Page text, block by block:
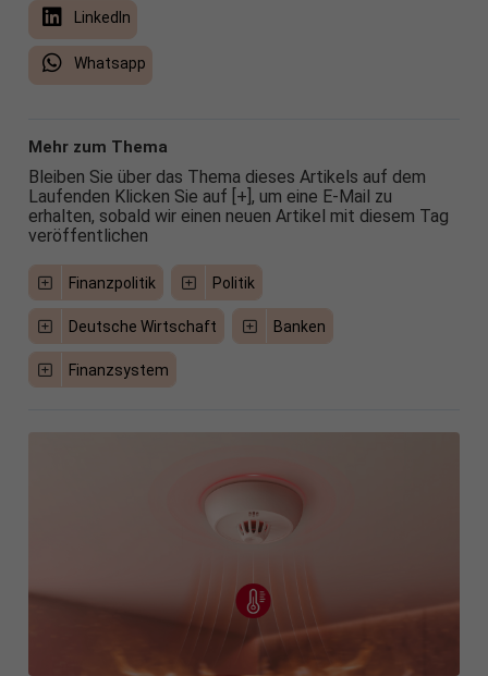
LinkedIn
Whatsapp
Mehr zum Thema
Bleiben Sie über das Thema dieses Artikels auf dem
Laufenden Klicken Sie auf [+], um eine E-Mail zu
erhalten, sobald wir einen neuen Artikel mit diesem Tag
veröffentlichen
Finanzpolitik Politik
Deutsche Wirtschaft Banken
Finanzsystem